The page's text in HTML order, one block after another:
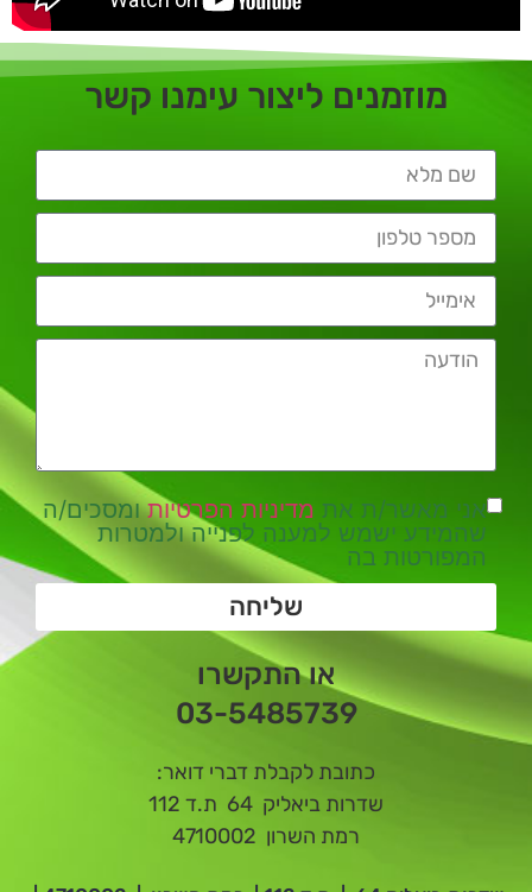
מוזמנים ליצור עימנו קשר
אני מאשר/ת את מדיניות הפרטיותומסכים/ה
שהמידע ישמש למענה לפנייה ולמטרות
המפורטות בה
שליחה
או התקשרו
03-5485739
כתובת לקבלת דברי דואר:
שדרות ביאליק 64 ת.ד 112
רמת השרון 4710002